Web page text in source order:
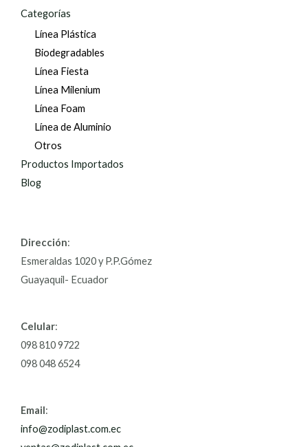
Categorías
Línea Plástica
Biodegradables
Línea Fiesta
Línea Milenium
Línea Foam
Línea de Aluminio
Otros
Productos Importados
Blog
Dirección:
Esmeraldas 1020 y P.P.Gómez
Guayaquil- Ecuador
Celular:
098 810 9722
098 048 6524
Email:
info@zodiplast.com.ec